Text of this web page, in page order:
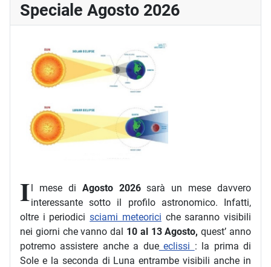
Speciale Agosto 2026
Il mese di Agosto 2026sarà un mese davvero
interessante sotto il profilo astronomico. Infatti,
oltre i periodicisciami meteorici che saranno visibili
nei giorni che vanno dal 10 al 13 Agosto, quest’ anno
potremo assistere anche a dueeclissi : la prima di
Sole e la seconda di Luna entrambe visibili anche in